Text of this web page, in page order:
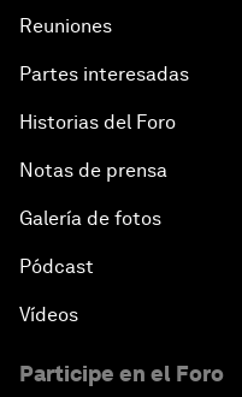
Reuniones
Partes interesadas
Historias del Foro
Notas de prensa
Galería de fotos
Pódcast
Vídeos
Participe en el Foro